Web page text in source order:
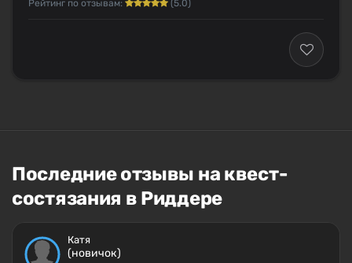
Рейтинг по отзывам: (5.0)
Последние отзывы на квест-
состязания в Риддере
Катя
(новичок)